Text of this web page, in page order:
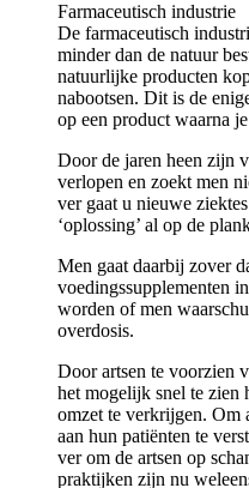
Farmaceutisch industrie
De farmaceutisch
minder dan de natuur
natuurlijke producten
nabootsen. Dit is de
op een product waarna
Door de jaren heen zijn
verlopen en zoekt men
ver gaat u nieuwe
‘oplossing’ al op de
Men gaat daarbij zover
voedingssupplementen
worden of men
overdosis.
Door artsen te voorzien
het mogelijk snel te zien
omzet te verkrijgen. Om
aan hun patiënten te
ver om de artsen op
praktijken zijn nu